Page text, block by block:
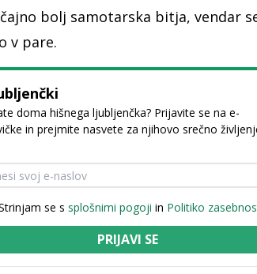
bolj samotarska bitja, vendar
v pare.
doma hišnega ljubljenčka? Prijavite se na e-
in prejmite nasvete za njihovo srečno
se s splošnimi pogoji in Politiko
PRIJAVI SE